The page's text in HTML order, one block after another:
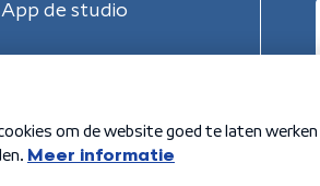
App de studio